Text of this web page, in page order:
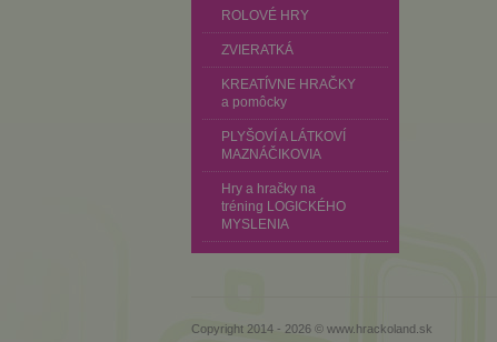
ROLOVÉ HRY
ZVIERATKÁ
KREATÍVNE HRAČKY
a pomôcky
PLYŠOVÍ A LÁTKOVÍ
MAZNÁČIKOVIA
Hry a hračky na
tréning LOGICKÉHO
MYSLENIA
Copyright 2014 - 2026 © www.hrackoland.sk